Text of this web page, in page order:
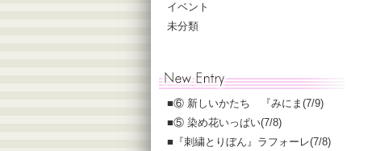
イベント
未分類
■⑥ 新しいかたち 『みにま(7/9)
■⑤ 染め花いっぱい(7/8)
■ 『刺繍とりぼん』ラフォーレ(7/8)